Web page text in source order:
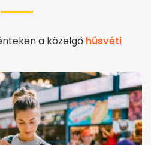
a közelgő húsvéti